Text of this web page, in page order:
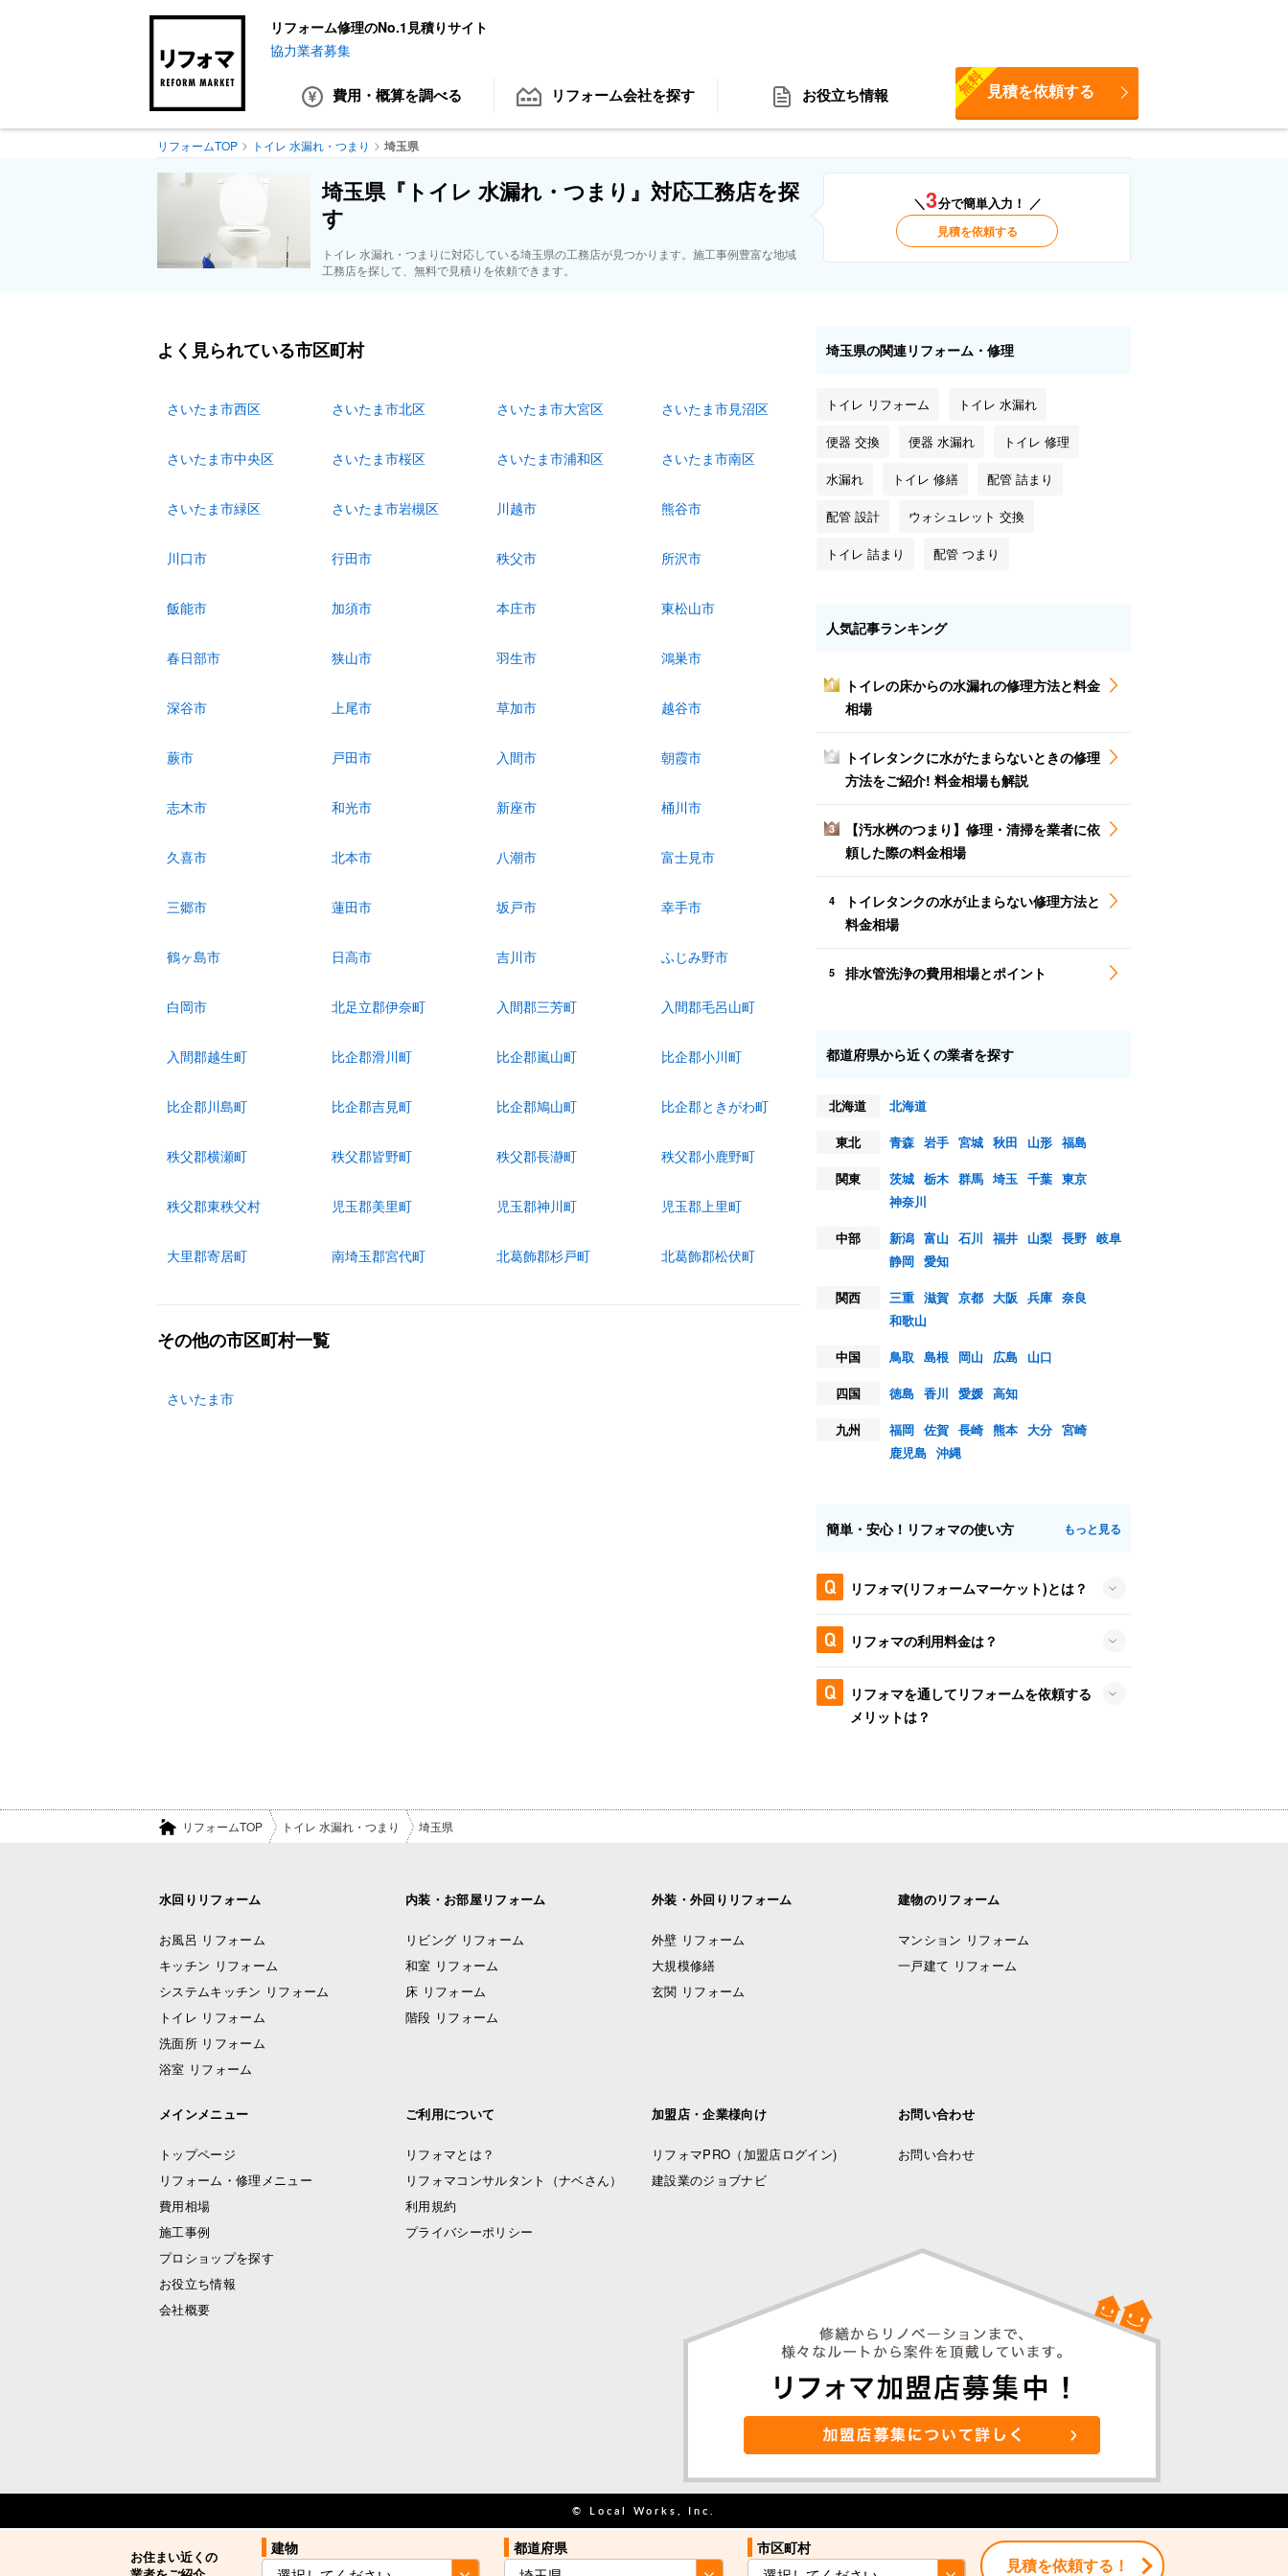
リフォーム修理のNo.1見積りサイト
協力業者募集
費用・概算を調べる リフォーム会社を探す お役立ち情報 見積を依頼する
無料
リフォームTOP トイレ 水漏れ・つまり 埼玉県
埼玉県『トイレ 水漏れ・つまり』対応工務店を探
す
トイレ 水漏れ・つまりに対応している埼玉県の工務店が見つかります。施工事例豊富な地域
工務店を探して、無料で見積りを依頼できます。
＼3分で簡単入力！ ／
見積を依頼する
お住まい近くの
建物 都道府県 市区町村
見積を依頼する！
お住まい近くの
見積を依頼する
よく見られている市区町村
さいたま市西区 さいたま市北区 さいたま市大宮区 さいたま市見沼区
さいたま市中央区 さいたま市桜区 さいたま市浦和区 さいたま市南区
さいたま市緑区 さいたま市岩槻区 川越市 熊谷市
川口市 行田市 秩父市 所沢市
飯能市 加須市 本庄市 東松山市
春日部市 狭山市 羽生市 鴻巣市
深谷市 上尾市 草加市 越谷市
蕨市 戸田市 入間市 朝霞市
志木市 和光市 新座市 桶川市
久喜市 北本市 八潮市 富士見市
三郷市 蓮田市 坂戸市 幸手市
鶴ヶ島市 日高市 吉川市 ふじみ野市
白岡市 北足立郡伊奈町 入間郡三芳町 入間郡毛呂山町
入間郡越生町 比企郡滑川町 比企郡嵐山町 比企郡小川町
比企郡川島町 比企郡吉見町 比企郡鳩山町 比企郡ときがわ町
秩父郡横瀬町 秩父郡皆野町 秩父郡長瀞町 秩父郡小鹿野町
秩父郡東秩父村 児玉郡美里町 児玉郡神川町 児玉郡上里町
大里郡寄居町 南埼玉郡宮代町 北葛飾郡杉戸町 北葛飾郡松伏町
その他の市区町村一覧
さいたま市
埼玉県の関連リフォーム・修理
トイレ リフォーム トイレ 水漏れ
便器 交換 便器 水漏れ トイレ 修理
水漏れ トイレ 修繕 配管 詰まり
配管 設計 ウォシュレット 交換
トイレ 詰まり 配管 つまり
人気記事ランキング
1
トイレの床からの水漏れの修理方法と料金
相場
2
トイレタンクに水がたまらないときの修理
方法をご紹介! 料金相場も解説
3
【汚水桝のつまり】修理・清掃を業者に依
頼した際の料金相場
4
トイレタンクの水が止まらない修理方法と
料金相場
5 排水管洗浄の費用相場とポイント
都道府県から近くの業者を探す
北海道
北海道
東北
青森 岩手 宮城 秋田 山形 福島
関東
茨城 栃木 群馬 埼玉 千葉 東京
神奈川
中部
新潟 富山 石川 福井 山梨 長野 岐阜
静岡 愛知
関西
三重 滋賀 京都 大阪 兵庫 奈良
和歌山
中国
鳥取 島根 岡山 広島
山口
四国
徳島 香川 愛媛 高知
九州
福岡 佐賀 長崎 熊本 大分 宮崎
鹿児島 沖縄
簡単・安心！リフォマの使い方 もっと見る
リフォマ(リフォームマーケット)とは？
リフォマの利用料金は？
リフォマを通してリフォームを依頼する
メリットは？
リフォームTOP トイレ 水漏れ・つまり 埼玉県
水回りリフォーム
お風呂 リフォーム
キッチン リフォーム
システムキッチン リフォーム
トイレ リフォーム
洗面所 リフォーム
浴室 リフォーム
内装・お部屋リフォーム
リビング リフォーム
和室 リフォーム
床 リフォーム
階段 リフォーム
外装・外回りリフォーム
外壁 リフォーム
大規模修繕
玄関 リフォーム
建物のリフォーム
マンション リフォーム
一戸建て リフォーム
メインメニュー
トップページ
リフォーム・修理メニュー
費用相場
施工事例
プロショップを探す
お役立ち情報
会社概要
ご利用について
リフォマとは？
リフォマコンサルタント（ナベさん）
利用規約
プライバシーポリシー
加盟店・企業様向け
リフォマPRO （加盟店ログイン)
建設業のジョブナビ
お問い合わせ
お問い合わせ
© Local Works, Inc.
お住まい近くの
建物 都道府県 市区町村
見積を依頼する！
お住まい近くの
見積を依頼する